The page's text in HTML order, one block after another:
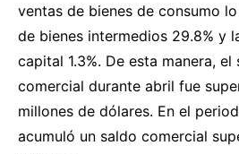
ventas de bienes de consumo
de bienes intermedios 29.8% y
capital 1.3%. De esta manera,
comercial durante abril fue
millones de dólares. En el
acumuló un saldo comercial